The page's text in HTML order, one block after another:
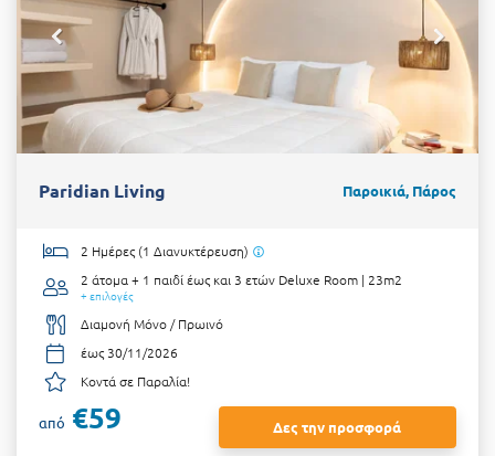
Paridian Living Παροικιά, Πάρος
2 Ημέρες (1 Διανυκτέρευση)
2 άτομα + 1 παιδί έως και 3 ετών Deluxe Room | 23m2
+ επιλογές
Διαμονή Μόνο / Πρωινό
έως 30/11/2026
Κοντά σε Παραλία!
από €59 Δες την προσφορά